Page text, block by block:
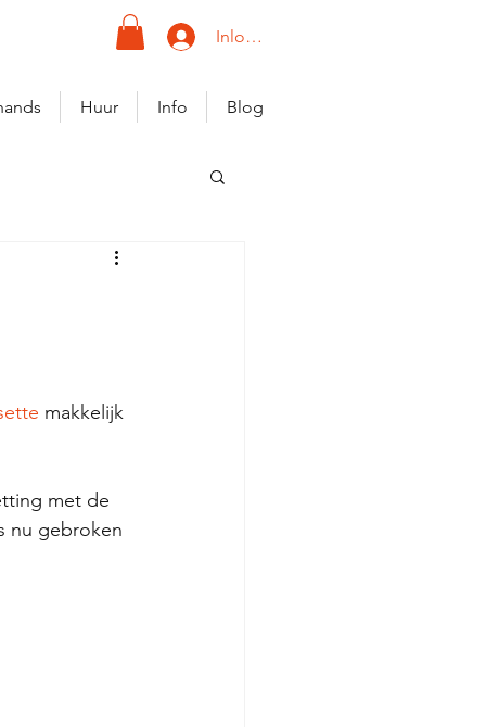
Inloggen
Huur Info Blog
makkelijk
met de
nu gebroken